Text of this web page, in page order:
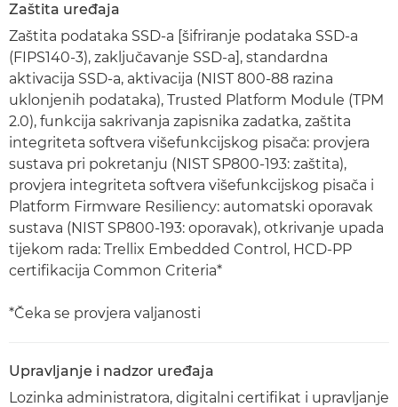
Zaštita uređaja
Zaštita podataka SSD-a [šifriranje podataka SSD-a
(FIPS140-3), zaključavanje SSD-a], standardna
aktivacija SSD-a, aktivacija (NIST 800-88 razina
uklonjenih podataka), Trusted Platform Module (TPM
2.0), funkcija sakrivanja zapisnika zadatka, zaštita
integriteta softvera višefunkcijskog pisača: provjera
sustava pri pokretanju (NIST SP800-193: zaštita),
provjera integriteta softvera višefunkcijskog pisača i
Platform Firmware Resiliency: automatski oporavak
sustava (NIST SP800-193: oporavak), otkrivanje upada
tijekom rada: Trellix Embedded Control, HCD-PP
certifikacija Common Criteria*
*Čeka se provjera valjanosti
Upravljanje i nadzor uređaja
Lozinka administratora, digitalni certifikat i upravljanje